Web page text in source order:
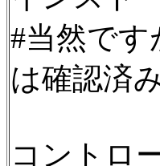
#当然です
は確認済
コントロ